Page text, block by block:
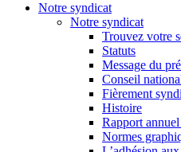
Notre syndicat
Notre syndicat
Trouvez votre
Statuts
Message du
Conseil
Fièrement
Histoire
Rapport
Normes